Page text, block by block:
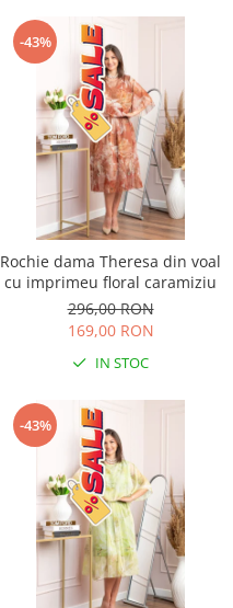
-43%
Rochie dama Theresa din voal
cu imprimeu floral caramiziu
296,00 RON
169,00 RON
IN STOC
-43%